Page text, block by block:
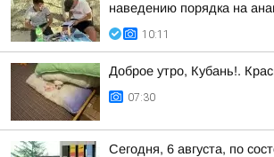
наведению порядка на
10:11
Доброе утро, Кубань!.
07:30
Сегодня, 6 августа, по